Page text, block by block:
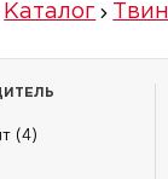
Каталог
(4)